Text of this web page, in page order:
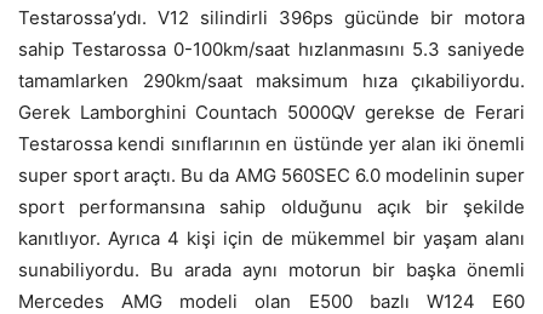
Testarossa’ydı. V12 silindirli 396ps gücünde bir motora
sahip Testarossa 0-100km/saat hızlanmasını 5.3 saniyede
tamamlarken 290km/saat maksimum hıza çıkabiliyordu.
Gerek Lamborghini Countach 5000QV gerekse de Ferari
Testarossa kendi sınıflarının en üstünde yer alan iki önemli
super sport araçtı. Bu da AMG 560SEC 6.0 modelinin super
sport performansına sahip olduğunu açık bir şekilde
kanıtlıyor. Ayrıca 4 kişi için de mükemmel bir yaşam alanı
sunabiliyordu. Bu arada aynı motorun bir başka önemli
Mercedes AMG modeli olan E500 bazlı W124 E60